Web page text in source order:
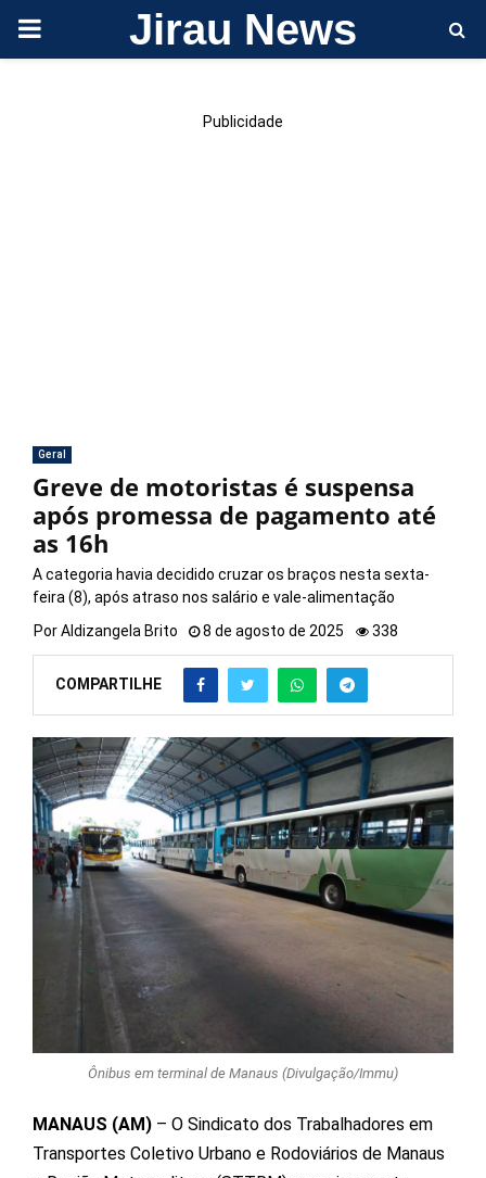
PRIMARY Jirau News
Publicidade
Geral
Greve de motoristas é suspensa
após promessa de pagamento até
as 16h
A categoria havia decidido cruzar os braços nesta sexta-
feira (8), após atraso nos salário e vale-alimentação
PorAldizangela Brito 8 de agosto de 2025 338
COMPARTILHE
Ônibus em terminal de Manaus (Divulgação/Immu)
MANAUS (AM) – O Sindicato dos Trabalhadores em
Transportes Coletivo Urbano e Rodoviários de Manaus